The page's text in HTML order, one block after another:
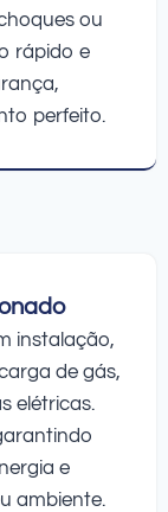
ou
rápido e
perfeito.
instalação,
de gás,
elétricas.
e
ambiente.